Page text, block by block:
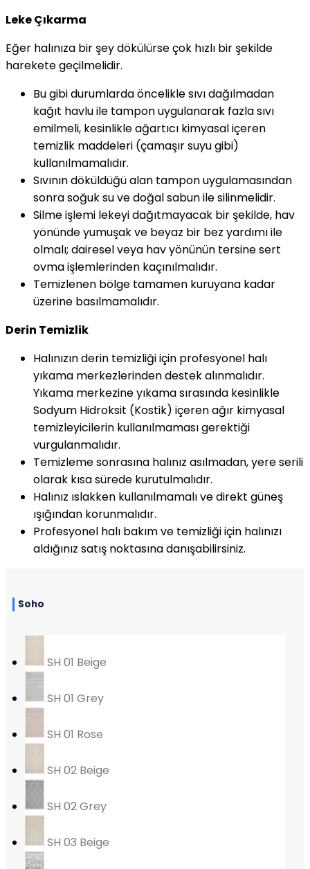
Leke Çıkarma
Eğer halınıza bir şey dökülürse çok hızlı bir şekilde
harekete geçilmelidir.
Bu gibi durumlarda öncelikle sıvı dağılmadan
kağıt havlu ile tampon uygulanarak fazla sıvı
emilmeli, kesinlikle ağartıcı kimyasal içeren
temizlik maddeleri (çamaşır suyu gibi)
kullanılmamalıdır.
Sıvının döküldüğü alan tampon uygulamasından
sonra soğuk su ve doğal sabun ile silinmelidir.
Silme işlemi lekeyi dağıtmayacak bir şekilde, hav
yönünde yumuşak ve beyaz bir bez yardımı ile
olmalı; dairesel veya hav yönünün tersine sert
ovma işlemlerinden kaçınılmalıdır.
Temizlenen bölge tamamen kuruyana kadar
üzerine basılmamalıdır.
Derin Temizlik
Halınızın derin temizliği için profesyonel halı
yıkama merkezlerinden destek alınmalıdır.
Yıkama merkezine yıkama sırasında kesinlikle
Sodyum Hidroksit (Kostik) içeren ağır kimyasal
temizleyicilerin kullanılmaması gerektiği
vurgulanmalıdır.
Temizleme sonrasına halınız asılmadan, yere serili
olarak kısa sürede kurutulmalıdır.
Halınız ıslakken kullanılmamalı ve direkt güneş
ışığından korunmalıdır.
Profesyonel halı bakım ve temizliği için halınızı
aldığınız satış noktasına danışabilirsiniz.
Soho
SH 01 Beige
SH 01 Grey
SH 01 Rose
SH 02 Beige
SH 02 Grey
SH 03 Beige